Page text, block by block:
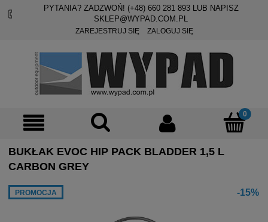
PYTANIA? ZADZWOŃ! (+48) 660 281 893LUB NAPISZ
SKLEP@WYPAD.COM.PL
ZAREJESTRUJ SIĘ ZALOGUJ SIĘ
BUKŁAK EVOC HIP PACK BLADDER 1,5 L
CARBON GREY
PROMOCJA -15%